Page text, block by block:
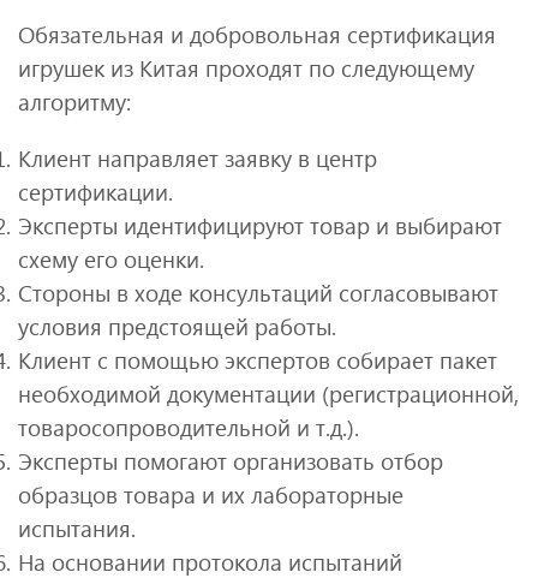
Обязательная и добровольная сертификация
игрушек из Китая проходят по следующему
алгоритму:
Клиент направляет заявку в центр
сертификации.
Эксперты идентифицируют товар и выбирают
схему его оценки.
Стороны в ходе консультаций согласовывают
условия предстоящей работы.
Клиент с помощью экспертов собирает пакет
необходимой документации (регистрационной,
товаросопроводительной и т.д.).
Эксперты помогают организовать отбор
образцов товара и их лабораторные
испытания.
На основании протокола испытаний